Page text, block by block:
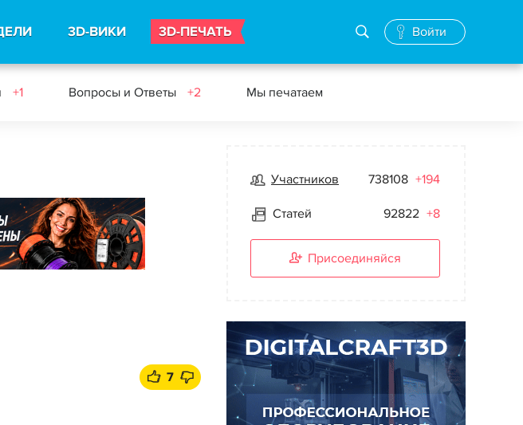
3D-ВИКИ 3D-ПЕЧАТЬ Войти
+1 Вопросы и Ответы +2 Мы печатаем
7
Участников 738108 +194
Статей 92822 +8
Присоединяйся